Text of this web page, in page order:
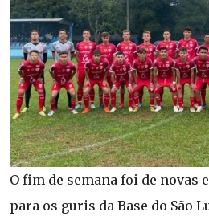
O fim de semana foi de novas
para os guris da Base do São